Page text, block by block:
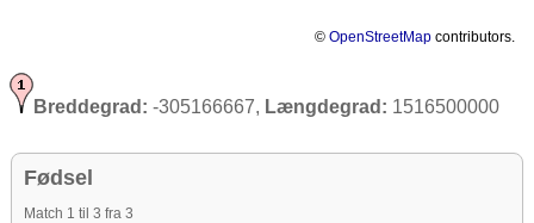
© OpenStreetMap contributors.
Breddegrad: -305166667, Længdegrad: 1516500000
Fødsel
Match 1 til 3 fra 3